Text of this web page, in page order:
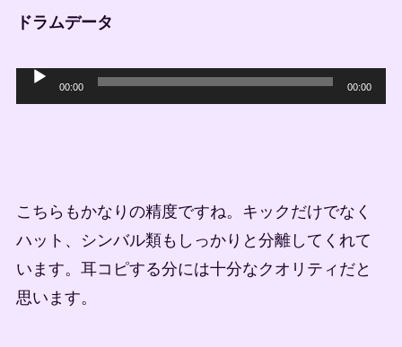
ドラムデータ
00:00 00:00
こちらもかなりの精度ですね。キックだけでなく
ハット、シンバル類もしっかりと分離してくれて
います。耳コピする分には十分なクオリティだと
思います。